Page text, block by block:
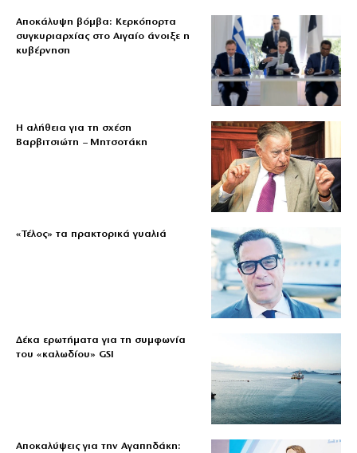
Αποκάλυψη βόμβα: Κερκόπορτα
συγκυριαρχίας στο Αιγαίο άνοιξε η
κυβέρνηση
Η αλήθεια για τη σχέση
Βαρβιτσιώτη – Μητσοτάκη
«Τέλος» τα πρακτορικά γυαλιά
Δέκα ερωτήματα για τη συμφωνία
του «καλωδίου» GSI
Αποκαλύψεις για την Αγαπηδάκη: